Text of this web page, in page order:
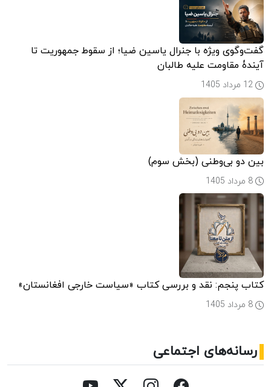
گفت‌وگوی ویژه با جنرال یاسین ضیا؛ از سقوط جمهوریت تا
آیندۀ مقاومت علیه طالبان
بین دو بی‌وطنی (بخش سوم)
کتاب پنجم: نقد و بررسی کتاب «سیاست خارجی افغانستان»
رسانه‌های اجتماعی